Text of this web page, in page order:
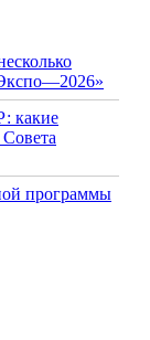
какие
программы